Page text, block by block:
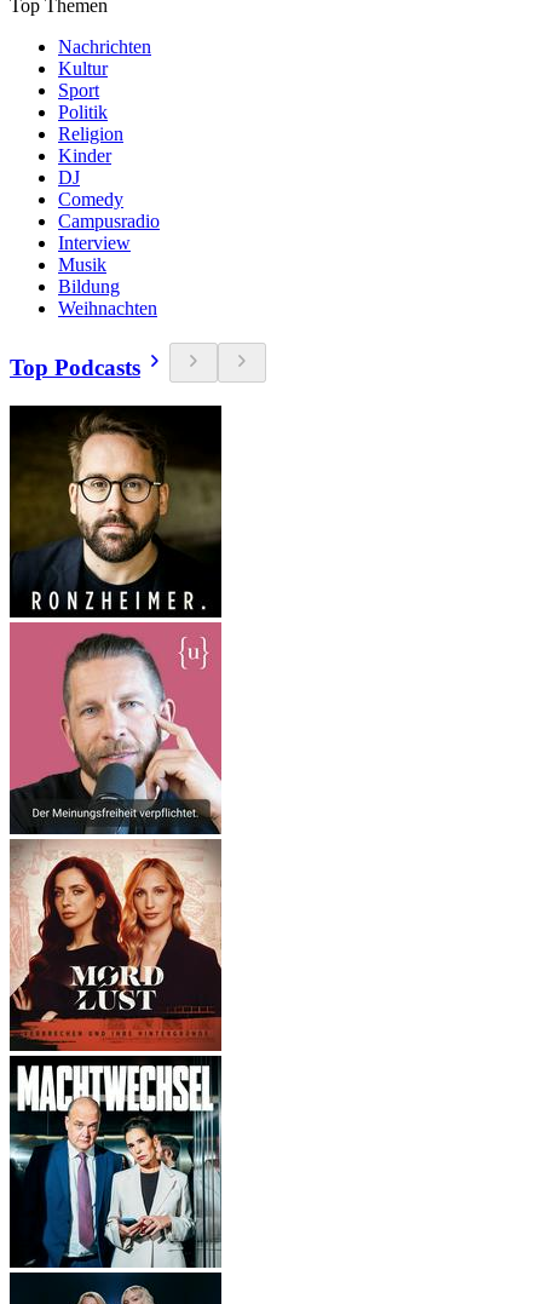
Top Themen
Nachrichten
Kultur
Sport
Politik
Religion
Kinder
DJ
Comedy
Campusradio
Interview
Musik
Bildung
Weihnachten
Top Podcasts